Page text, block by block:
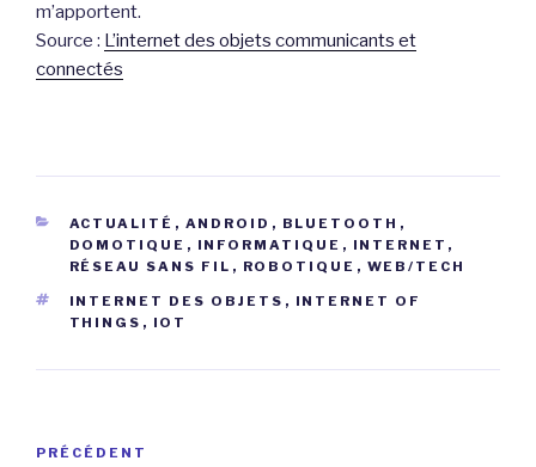
m’apportent.
Source : L’internet des objets communicants et
connectés
CATÉGORIES
ACTUALITÉ , ANDROID , BLUETOOTH ,
DOMOTIQUE , INFORMATIQUE , INTERNET ,
RÉSEAU SANS FIL , ROBOTIQUE , WEB/TECH
ÉTIQUETTES
INTERNET DES OBJETS , INTERNET OF
THINGS , IOT
Navigation
Article
PRÉCÉDENT